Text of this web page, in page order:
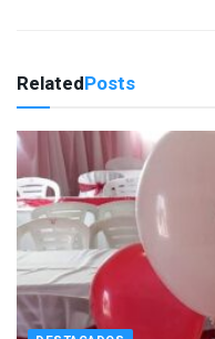
RelatedPosts